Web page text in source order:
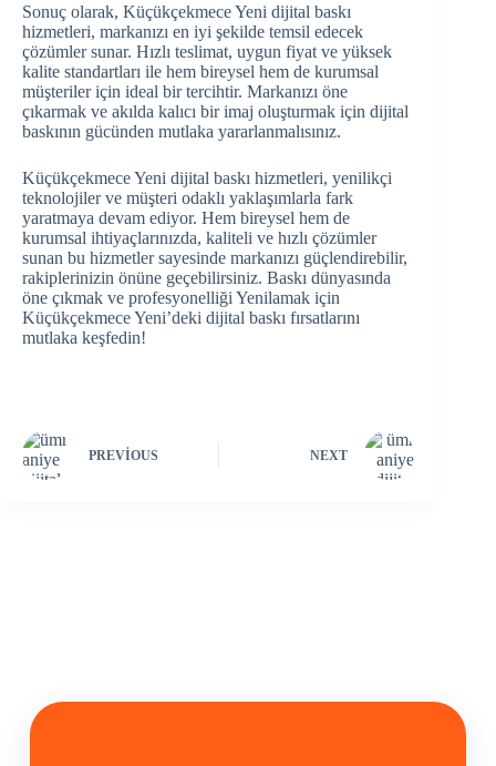
Sonuç olarak, Küçükçekmece Yeni dijital baskı
hizmetleri, markanızı en iyi şekilde temsil edecek
çözümler sunar. Hızlı teslimat, uygun fiyat ve yüksek
kalite standartları ile hem bireysel hem de kurumsal
müşteriler için ideal bir tercihtir. Markanızı öne
çıkarmak ve akılda kalıcı bir imaj oluşturmak için dijital
baskının gücünden mutlaka yararlanmalısınız.
Küçükçekmece Yeni dijital baskı hizmetleri, yenilikçi
teknolojiler ve müşteri odaklı yaklaşımlarla fark
yaratmaya devam ediyor. Hem bireysel hem de
kurumsal ihtiyaçlarınızda, kaliteli ve hızlı çözümler
sunan bu hizmetler sayesinde markanızı güçlendirebilir,
rakiplerinizin önüne geçebilirsiniz. Baskı dünyasında
öne çıkmak ve profesyonelliği Yenilamak için
Küçükçekmece Yeni’deki dijital baskı fırsatlarını
mutlaka keşfedin!
PREVIOUS NEXT